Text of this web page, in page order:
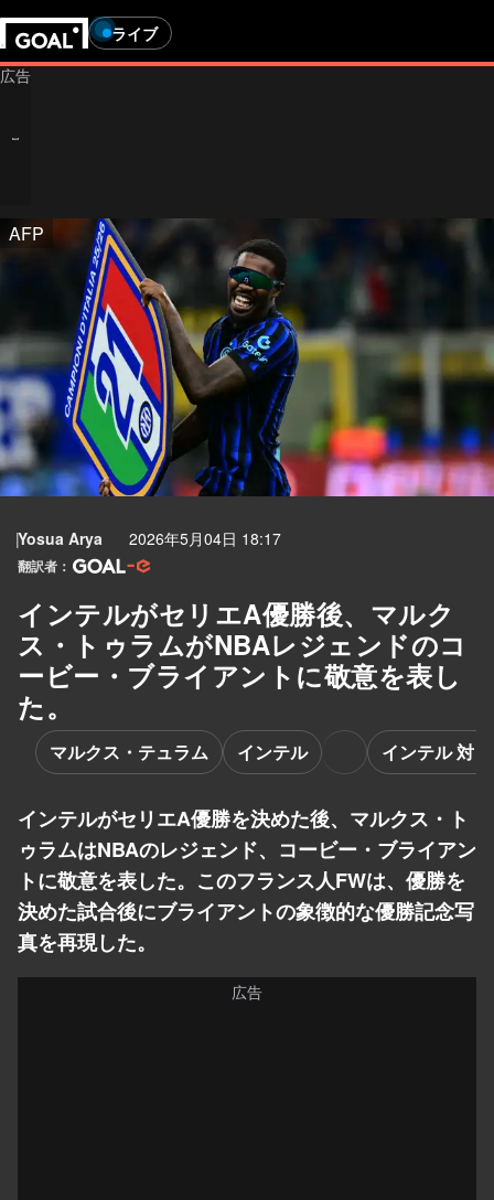
ライブ
AFP
Yosua Arya 2026年5月04日 18:17
翻訳者：
インテルがセリエA優勝後、マルク
ス・トゥラムがNBAレジェンドのコ
ービー・ブライアントに敬意を表し
た。
マルクス・テュラム インテル インテル 対
インテルがセリエA優勝を決めた後、マルクス・ト
ゥラムはNBAのレジェンド、コービー・ブライアン
トに敬意を表した。このフランス人FWは、優勝を
決めた試合後にブライアントの象徴的な優勝記念写
真を再現した。